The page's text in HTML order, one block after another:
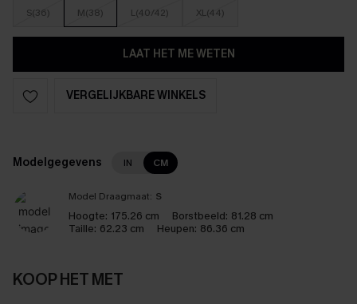
S(36) M(38) L(40/42) XL(44)
LAAT HET ME WETEN
VERGELIJKBARE WINKELS
Modelgegevens IN CM
Model Draagmaat: S
Hoogte: 175.26 cm Borstbeeld: 81.28 cm
Taille: 62.23 cm Heupen: 86.36 cm
KOOP HET MET